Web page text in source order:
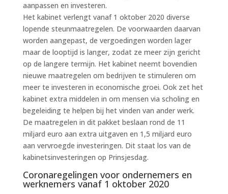
aanpassen en investeren.
Het kabinet verlengt vanaf 1 oktober 2020 diverse
lopende steunmaatregelen. De voorwaarden daarvan
worden aangepast, de vergoedingen worden lager
maar de looptijd is langer, zodat ze meer zijn gericht
op de langere termijn. Het kabinet neemt bovendien
nieuwe maatregelen om bedrijven te stimuleren om
meer te investeren in economische groei. Ook zet het
kabinet extra middelen in om mensen via scholing en
begeleiding te helpen bij het vinden van ander werk.
De maatregelen in dit pakket beslaan rond de 11
miljard euro aan extra uitgaven en 1,5 miljard euro
aan vervroegde investeringen. Dit staat los van de
kabinetsinvesteringen op Prinsjesdag.
Coronaregelingen voor ondernemers en
werknemers vanaf 1 oktober 2020